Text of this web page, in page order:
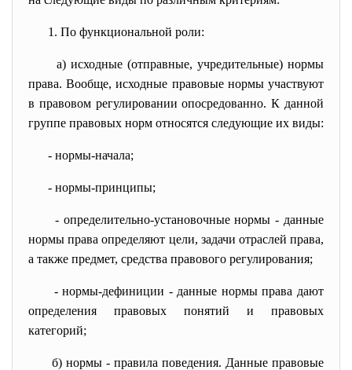
1. По функциональной роли:
а) исходные (отправные, учредительные) нормы
права. Вообще, исходные правовые нормы участвуют
в правовом регулировании опосредованно. К данной
группе правовых норм относятся следующие их виды:
- нормы-начала;
- нормы-принципы;
- определительно-установочные нормы - данные
нормы права определяют цели, задачи отраслей права,
а также предмет, средства правового регулирования;
- нормы-дефиниции - данные нормы права дают
определения правовых понятий и правовых
категорий;
б) нормы - правила поведения. Данные правовые